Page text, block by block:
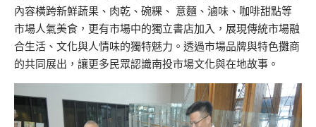
內容橫跨新鮮蔬果、肉乾、碗粿、 意麵、滷味、咖啡甜點等
市場人氣美食，更有市場中的獨立書店加入， 展現傳統市場融
合生活、文化與人情味的獨特魅力。透過市場品牌與特色攤商
的共同展出， 讓更多民眾認識南投市場文化與在地故事。